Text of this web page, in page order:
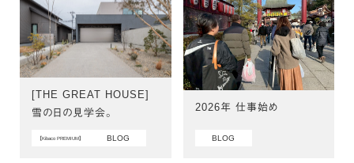
[THE GREAT HOUSE]
雪の日の見学会。
【Kibaco PREMIUM】 BLOG
2026年 仕事始め
BLOG